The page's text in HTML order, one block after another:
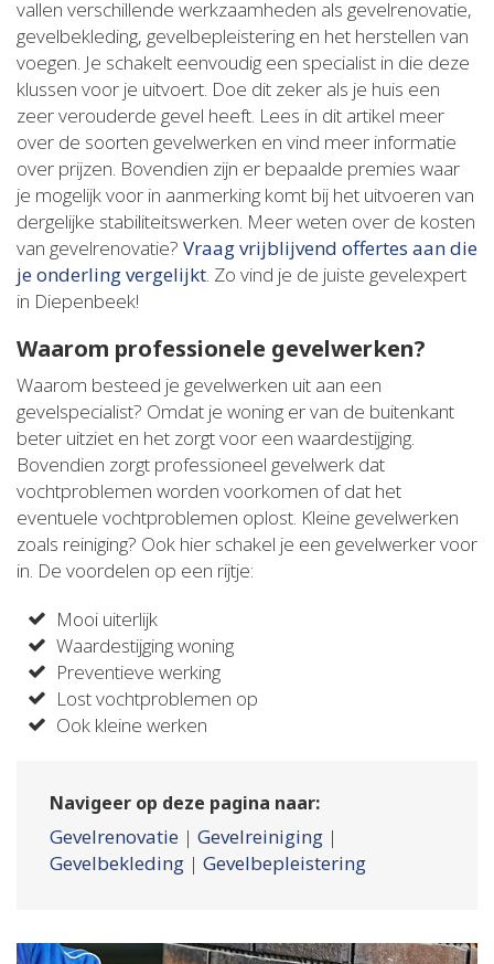
vallen verschillende werkzaamheden als gevelrenovatie,
gevelbekleding, gevelbepleistering en het herstellen van
voegen. Je schakelt eenvoudig een specialist in die deze
klussen voor je uitvoert. Doe dit zeker als je huis een
zeer verouderde gevel heeft. Lees in dit artikel meer
over de soorten gevelwerken en vind meer informatie
over prijzen. Bovendien zijn er bepaalde premies waar
je mogelijk voor in aanmerking komt bij het uitvoeren van
dergelijke stabiliteitswerken. Meer weten over de kosten
van gevelrenovatie? Vraag vrijblijvend offertes aan die
je onderling vergelijkt. Zo vind je de juiste gevelexpert
in Diepenbeek!
Waarom professionele gevelwerken?
Waarom besteed je gevelwerken uit aan een
gevelspecialist? Omdat je woning er van de buitenkant
beter uitziet en het zorgt voor een waardestijging.
Bovendien zorgt professioneel gevelwerk dat
vochtproblemen worden voorkomen of dat het
eventuele vochtproblemen oplost. Kleine gevelwerken
zoals reiniging? Ook hier schakel je een gevelwerker voor
in. De voordelen op een rijtje:
Mooi uiterlijk
Waardestijging woning
Preventieve werking
Lost vochtproblemen op
Ook kleine werken
Navigeer op deze pagina naar:
Gevelrenovatie | Gevelreiniging |
Gevelbekleding | Gevelbepleistering